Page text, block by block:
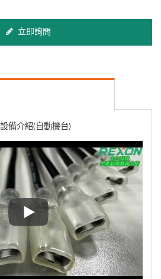
立即詢問
備介紹(自動機台)
力山科技線材加工-生產設備介